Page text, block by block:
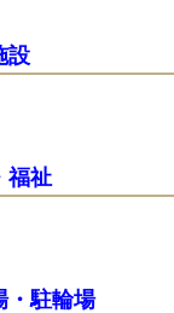
設
福祉
・駐輪場